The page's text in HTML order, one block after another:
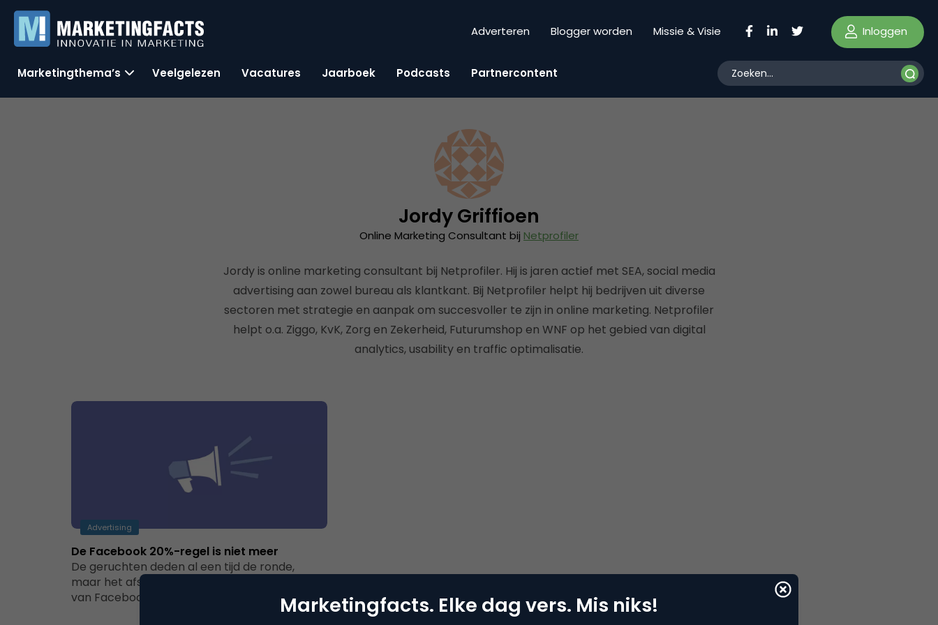
Adverteren Blogger worden Missie & Visie Inloggen
Marketingthema’s Veelgelezen Vacatures Jaarboek Podcasts Partnercontent
Jordy Griffioen
Online Marketing Consultant bij Netprofiler
Jordy is online marketing consultant bij Netprofiler. Hij is jaren actief met SEA, social media
advertising aan zowel bureau als klantkant. Bij Netprofiler helpt hij bedrijven uit diverse
sectoren met strategie en aanpak om succesvoller te zijn in online marketing. Netprofiler
helpt o.a. Ziggo, KvK, Zorg en Zekerheid, Futurumshop en WNF op het gebied van digital
analytics, usability en traffic optimalisatie.
Advertising
De Facebook 20%-regel is niet meer
De geruchten deden al een tijd de ronde,
maar het afschaffen van de 20%-tekstregel
van Facebook is per direct helemaal…
Marketingfacts. Elke dag vers. Mis niks!